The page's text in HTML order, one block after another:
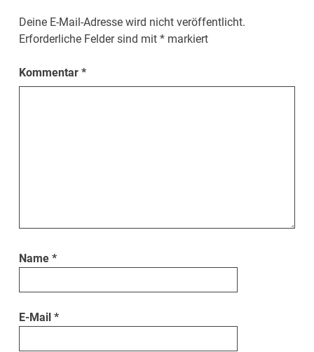
Deine E-Mail-Adresse wird nicht veröffentlicht.
Erforderliche Felder sind mit* markiert
Kommentar*
Name*
E-Mail*